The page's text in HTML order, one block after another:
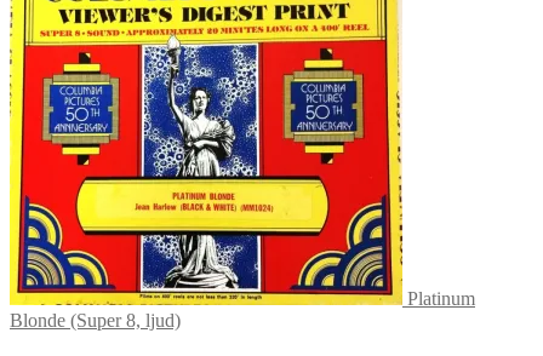
Platinum
Blonde (Super 8, ljud)